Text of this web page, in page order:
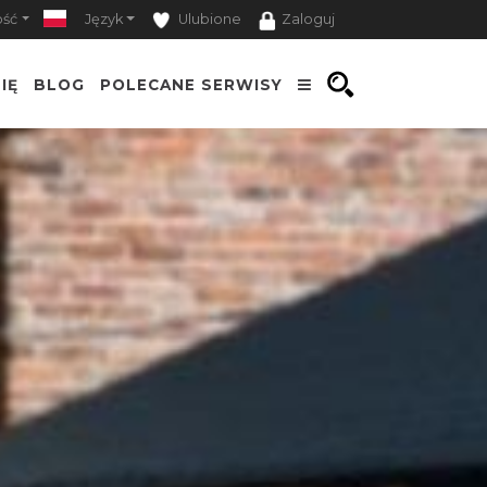
Język Ulubione Zaloguj
BLOG POLECANE SERWISY